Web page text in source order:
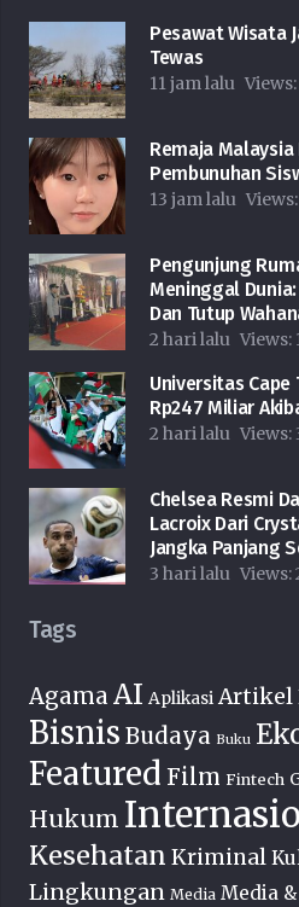
Pesawat Wisata
Tewas
11 jam lalu Views:
Remaja
Pembunuhan
13 jam lalu Views:
Pengunjung
Meninggal
Dan Tutup
2 hari lalu Views:
Universitas Cape
Rp247 Miliar
2 hari lalu Views:
Chelsea Resmi
Lacroix Dari
Jangka Panjang
3 hari lalu Views:
Tags
Agama AI Aplikasi Artikel
Bisnis Budaya Buku
Featured Film Fintech
Hukum
Kesehatan Kriminal
Lingkungan Media Media